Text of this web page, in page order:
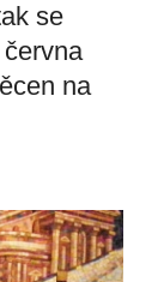
se
na